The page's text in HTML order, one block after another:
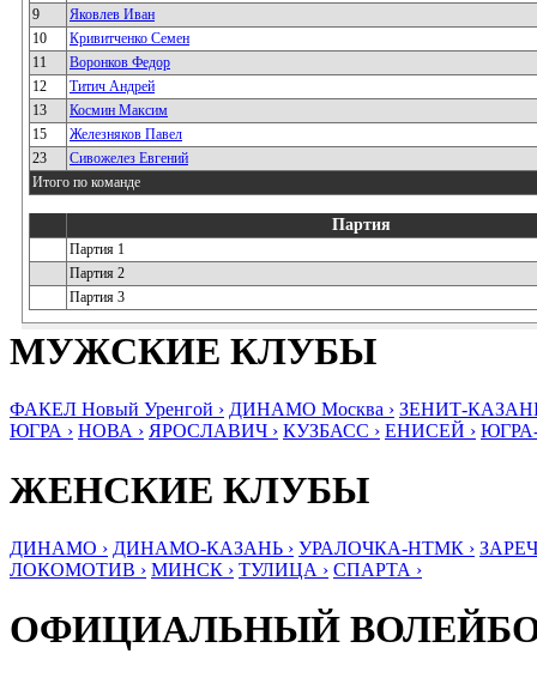
9
Яковлев Иван
10
Кривитченко Семен
11
Воронков Федор
12
Титич Андрей
13
Космин Максим
15
Железняков Павел
23
Сивожелез Евгений
Итого по команде
Партия
Партия 1
Партия 2
Партия 3
МУЖСКИЕ КЛУБЫ
ФАКЕЛ Новый Уренгой › ДИНАМО Москва › ЗЕНИТ-
ЮГРА › НОВА › ЯРОСЛАВИЧ › КУЗБАСС › ЕНИСЕЙ ›
ЖЕНСКИЕ КЛУБЫ
ДИНАМО › ДИНАМО-КАЗАНЬ › УРАЛОЧКА-НТМК ›
ЛОКОМОТИВ › МИНСК › ТУЛИЦА › СПАРТА ›
ОФИЦИАЛЬНЫЙ